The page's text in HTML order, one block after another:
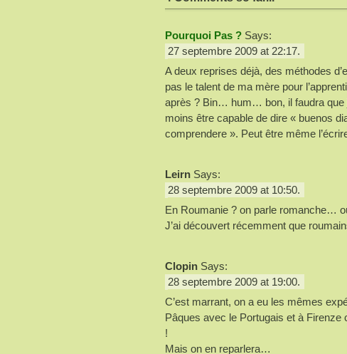
Pourquoi Pas ? Says:
27 septembre 2009 at 22:17.
A deux reprises déjà, des méthodes
pas le talent de ma mère pour
après ? Bin… hum… bon, il faudra que
moins être capable de dire « buenos
comprendere ». Peut être même
Leirn Says:
28 septembre 2009 at 10:50.
En Roumanie ? on parle romanche…
J’ai découvert récemment que
Clopin Says:
28 septembre 2009 at 19:00.
C’est marrant, on a eu les mêmes
Pâques avec le Portugais et à Firenze
!
Mais on en reparlera…